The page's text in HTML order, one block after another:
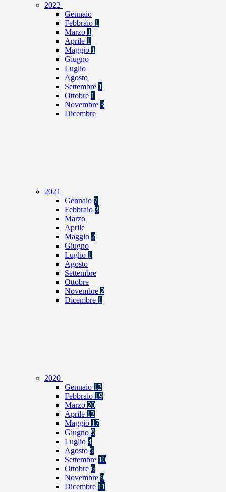
2022
Gennaio
Febbraio 1
Marzo 1
Aprile 1
Maggio 1
Giugno
Luglio
Agosto
Settembre 1
Ottobre 1
Novembre 3
Dicembre
2021
Gennaio 7
Febbraio 3
Marzo
Aprile
Maggio 2
Giugno
Luglio 1
Agosto
Settembre
Ottobre
Novembre 2
Dicembre 1
2020
Gennaio 12
Febbraio 19
Marzo 20
Aprile 12
Maggio 17
Giugno 9
Luglio 4
Agosto 5
Settembre 10
Ottobre 6
Novembre 9
Dicembre 11